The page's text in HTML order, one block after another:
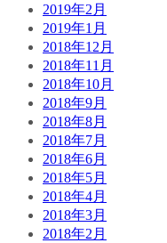
2019年2月
2019年1月
2018年12月
2018年11月
2018年10月
2018年9月
2018年8月
2018年7月
2018年6月
2018年5月
2018年4月
2018年3月
2018年2月